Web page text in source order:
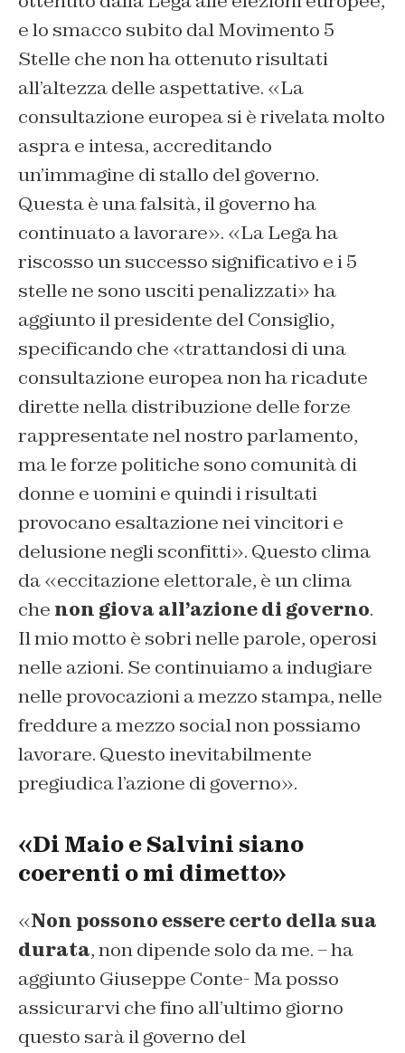
e lo smacco subito dal Movimento 5
Stelle che non ha ottenuto risultati
all’altezza delle aspettative. «La
consultazione europea si è rivelata molto
aspra e intesa, accreditando
un’immagine di stallo del governo.
Questa è una falsità, il governo ha
continuato a lavorare». «La Lega ha
riscosso un successo significativo e i 5
stelle ne sono usciti penalizzati» ha
aggiunto il presidente del Consiglio,
specificando che «trattandosi di una
consultazione europea non ha ricadute
dirette nella distribuzione delle forze
rappresentate nel nostro parlamento,
ma le forze politiche sono comunità di
donne e uomini e quindi i risultati
provocano esaltazione nei vincitori e
delusione negli sconfitti». Questo clima
da «eccitazione elettorale, è un clima
che non giova all’azione di governo.
Il mio motto è sobri nelle parole, operosi
nelle azioni. Se continuiamo a indugiare
nelle provocazioni a mezzo stampa, nelle
freddure a mezzo social non possiamo
lavorare. Questo inevitabilmente
pregiudica l’azione di governo».
«Di Maio e Salvini siano
coerenti o mi dimetto»
«Non possono essere certo della sua
durata, non dipende solo da me. – ha
aggiunto Giuseppe Conte- Ma posso
assicurarvi che fino all’ultimo giorno
questo sarà il governo del